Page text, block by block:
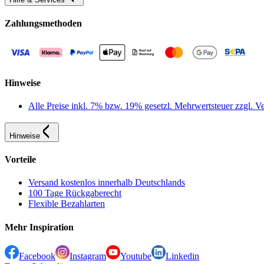
Zahlungsmethoden
Hinweise
Alle Preise inkl. 7% bzw. 19% gesetzl. Mehrwertsteuer zzgl.
Hinweise
Vorteile
Versand kostenlos innerhalb Deutschlands
100 Tage Rückgaberecht
Flexible Bezahlarten
Mehr Inspiration
Facebook Instagram Youtube
Linkedin